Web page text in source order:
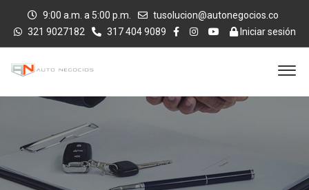
9:00 a.m. a 5:00 p.m.
tusolucion@autonegocios.co
321 9027182
317 404 9089 Iniciar sesión